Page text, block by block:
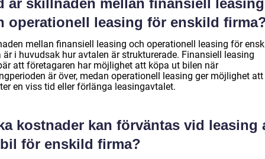
operationell leasing för enskild
mellan finansiell leasing och operationell leasing för
är i huvudsak hur avtalen är strukturerade. Finansiell leasing
att företagaren har möjlighet att köpa ut bilen när
är över, medan operationell leasing ger möjlighet
en viss tid eller förlänga leasingavtalet.
kostnader kan förväntas vid leasing
för enskild firma?